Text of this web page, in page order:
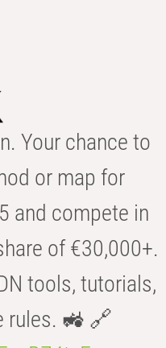
Your chance to
or map for
and compete in
of €30,000+.
tools, tutorials,
rules. 🚜 🔗